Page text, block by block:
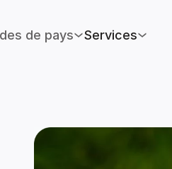
de pays Services